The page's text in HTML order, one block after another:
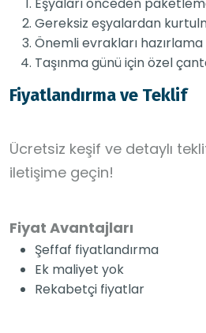
Eşyaları önceden
Gereksiz eşyalardan
Önemli evrakları hazırlama
Taşınma günü için özel
Fiyatlandırma ve Teklif
Ücretsiz keşif ve detaylı
iletişime geçin!
Fiyat Avantajları
Şeffaf fiyatlandırma
Ek maliyet yok
Rekabetçi fiyatlar